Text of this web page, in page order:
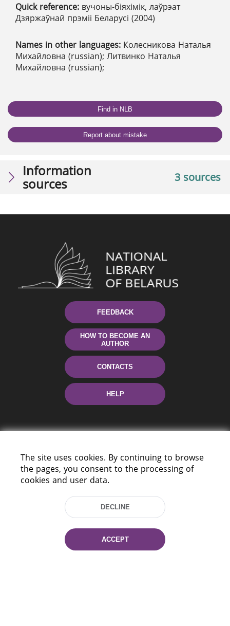
Quick reference: вучоны-біяхімік, лаўрэат
Дзяржаўнай прэміі Беларусі (2004)
Names in other languages: Колесникова Наталья
Михайловна (russian); Литвинко Наталья
Михайловна (russian);
Find in NLB
Report about mistake
3 sources
Information
sources
FEEDBACK
HOW TO BECOME AN
AUTHOR
CONTACTS
HELP
Tel.: (+375 17) 368 37 37
Fax: (+375 17) 368 97 06
E-mail: inbox@nlb.by
The site uses cookies. By continuing to browse
the pages, you consent to the processing of
cookies and user data.
DECLINE
ACCEPT